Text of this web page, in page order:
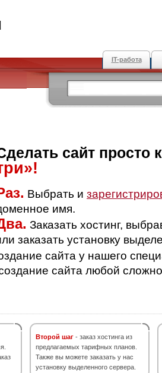
IT-работа
сайт просто
Выбрать и
имя.
Заказать хостинг,
заказать установку
сайта у нашего
сайта любой
Второй шаг - заказ хостинга из
предлагаемых тарифных планов.
Также вы можете заказать у нас
установку выделенного сервера.